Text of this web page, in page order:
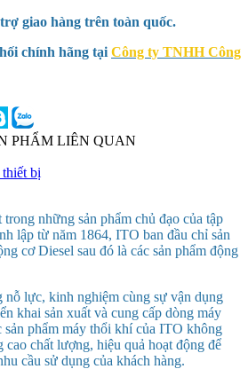
giao hàng trên toàn quốc.
chính hãng tại Công ty TNHH Công
PHẨM LIÊN QUAN
bị
trong những sản phẩm chủ đạo của tập
lập từ năm 1864, ITO ban đầu chỉ sản
cơ Diesel sau đó là các sản phẩm động
nỗ lực, kinh nghiệm cùng sự vận dụng
khai sản xuất và cung cấp dòng máy
phẩm máy thổi khí của ITO không
chất lượng, hiệu quả hoạt động để
cầu sử dụng của khách hàng.